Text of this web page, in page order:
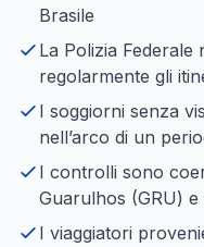
Brasile
La Polizia
regolarmente gli
I soggiorni senza
nell’arco di un
I controlli sono
Guarulhos (GRU) e
I viaggiatori